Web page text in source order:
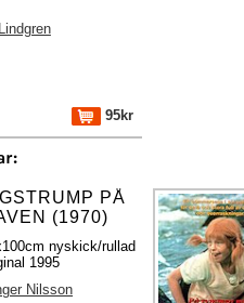
95kr
PÅ
(1970)
nyskick/rullad
1995
Nilsson